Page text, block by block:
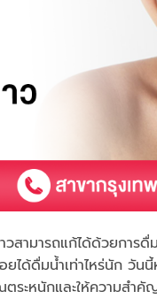
วสามารถแก้ได้ด้วยกา
ได้ดื่มน้ำเท่าไหร่นัก วั
ตระหนักและให้ความส